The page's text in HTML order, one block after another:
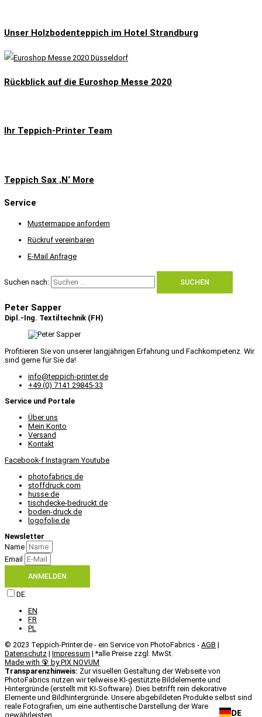
Unser Holzbodenteppich im Hotel Strandburg
Rückblick auf die Euroshop Messe 2020
Ihr Teppich-Printer Team
Teppich Sax ‚N‘ More
Service
Mustermappe anfordern
Rückruf vereinbaren
E-Mail Anfrage
Suchen nach:
Peter Sapper
Dipl.-Ing. Textiltechnik (FH)
Profitieren Sie von unserer langjährigen Erfahrung und Fachkompetenz. Wir
sind gerne für Sie da!
info@teppich-printer.de
+49 (0) 7141 29845-33
Service und Portale
Über uns
Mein Konto
Versand
Kontakt
Facebook-f Instagram Youtube
photofabrics.de
stoffdruck.com
husse.de
tischdecke-bedruckt.de
boden-druck.de
logofolie.de
Newsletter
Name
Email
ANMELDEN
DE
EN
FR
PL
© 2023 Teppich-Printer.de - ein Service von PhotoFabrics - AGB |
Datenschutz | Impressum | *alle Preise zzgl. MwSt.
Made with 🦚 by PIX NOVUM​
Transparenzhinweis: Zur visuellen Gestaltung der Webseite von
PhotoFabrics nutzen wir teilweise KI-gestützte Bildelemente und
Hintergründe (erstellt mit KI-Software). Dies betrifft rein dekorative
Elemente und Bildhintergründe. Unsere abgebildeten Produkte selbst sind
reale Fotografien, um eine authentische Darstellung der Ware zu
gewährleisten.
DE